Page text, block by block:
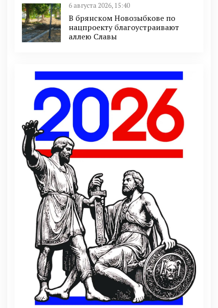
6 августа 2026, 15:40
В брянском Новозыбкове по
нацпроекту благоустраивают
аллею Славы